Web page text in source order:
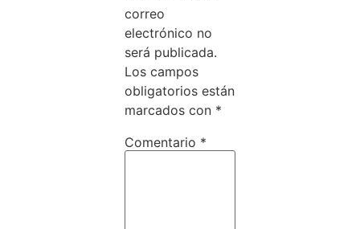
correo
electrónico no
será publicada.
Los campos
obligatorios están
marcados con *
Comentario *